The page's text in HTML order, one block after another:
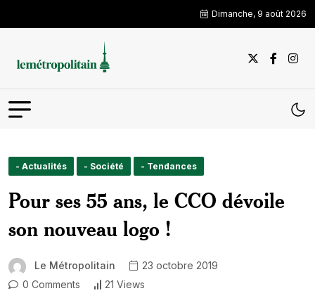
Dimanche, 9 août 2026
- Actualités - Société - Tendances
Pour ses 55 ans, le CCO dévoile
son nouveau logo !
Le Métropolitain
23 octobre 2019
0 Comments
21 Views